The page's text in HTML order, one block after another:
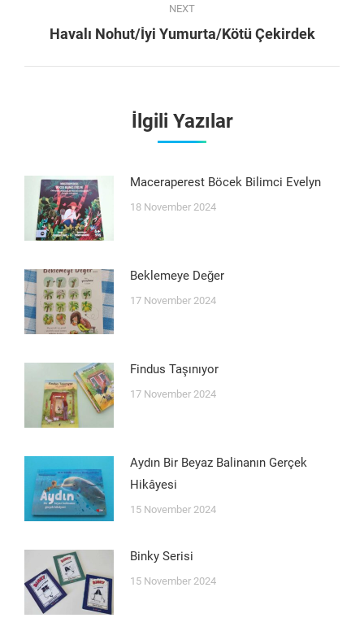
NEXT
Next
Havalı Nohut/İyi Yumurta/Kötü Çekirdek
İlgili Yazılar
Maceraperest Böcek Bilimci Evelyn
18 November 2024
Beklemeye Değer
17 November 2024
Findus Taşınıyor
17 November 2024
Aydın Bir Beyaz Balinanın Gerçek
Hikâyesi
15 November 2024
Binky Serisi
15 November 2024